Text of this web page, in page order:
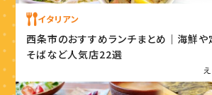
イタリアン
西条市のおすすめランチまとめ｜海鮮や
そばなど人気店22選